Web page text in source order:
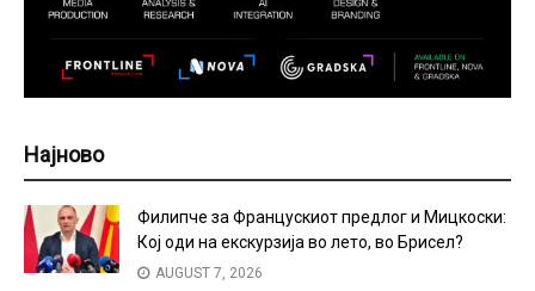
Најново
Филипче за Францускиот предлог и Мицкоски:
Кој оди на екскурзија во лето, во Брисел?
AUGUST 7, 2026